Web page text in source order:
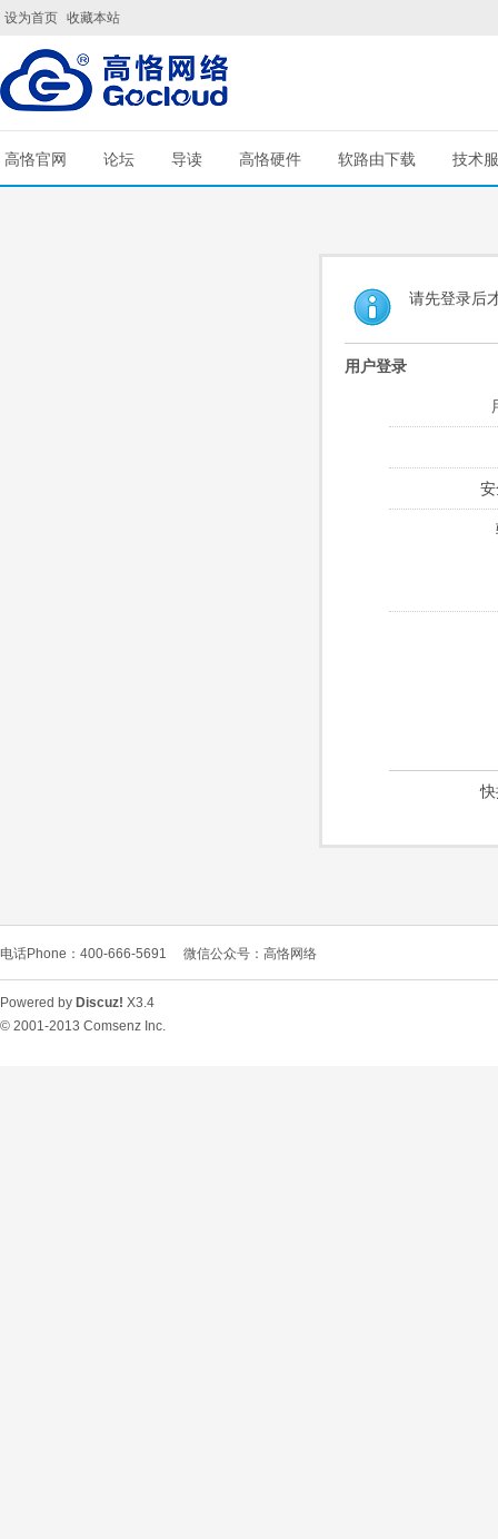
设为首页 收藏本站
高恪官网 论坛 导读 高恪硬件 软路由下载 技术
请先登录后
用户登录
电话Phone：400-666-5691 微信公众号：高恪网络
Powered by Discuz! X3.4
© 2001-2013 Comsenz Inc.